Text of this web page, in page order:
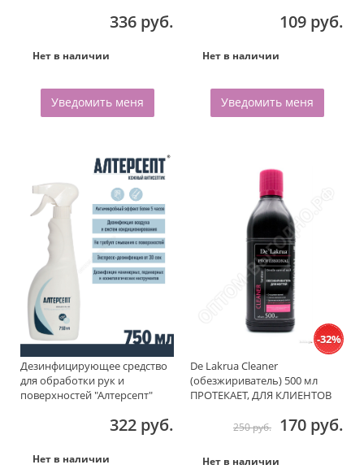
336 руб.
Нет в наличии
Уведомить меня
109 руб.
Нет в наличии
Уведомить меня
Дезинфицирующее средство
для обработки рук и
поверхностей "Алтерсепт"
322 руб.
Нет в наличии
-32%
De Lakrua Cleaner
(обезжириватель) 500 мл
ПРОТЕКАЕТ, ДЛЯ КЛИЕНТОВ
250 руб. 170 руб.
Нет в наличии